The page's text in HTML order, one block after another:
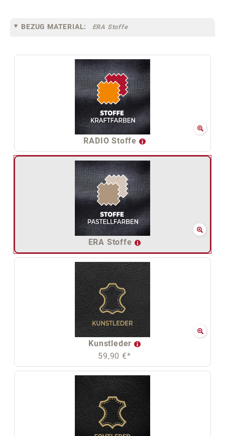
BEZUG MATERIAL: ERA Stoffe
RADIO Stoffe
ERA Stoffe
Kunstleder
59,90 €*